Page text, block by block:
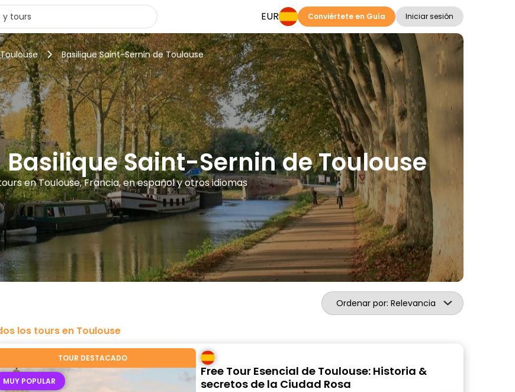
EUR Conviértete en Guía Iniciar sesión
Basilique Saint-Sernin de Toulouse
Saint-Sernin de Toulouse
en Toulouse, Francia, en español y otros idiomas
Ordenar por: Relevancia
los tours en Toulouse
TOUR DESTACADO
MUY POPULAR
Free Tour Esencial de Toulouse: Historia &
secretos de la Ciudad Rosa